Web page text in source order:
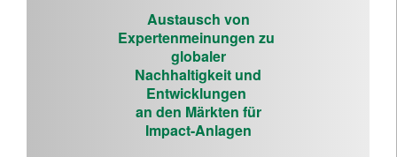
Austausch von
Expertenmeinungen zu
globaler
Nachhaltigkeit und
Entwicklungen
an den Märkten für
Impact-Anlagen